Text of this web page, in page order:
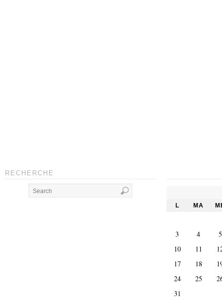
RECHERCHE
L MA
3 4
5
10
11
17
18
24
25
31